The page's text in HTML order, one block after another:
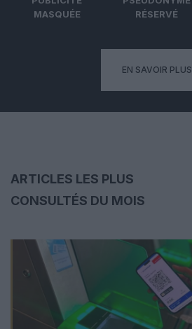
MASQUÉE
RÉSERVÉ
EN SAVOIR PLUS
ARTICLES LES PLUS
CONSULTÉS DU MOIS